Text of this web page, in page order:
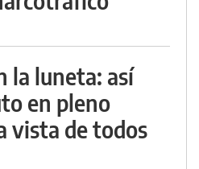
la luneta: así
en pleno
vista de todos